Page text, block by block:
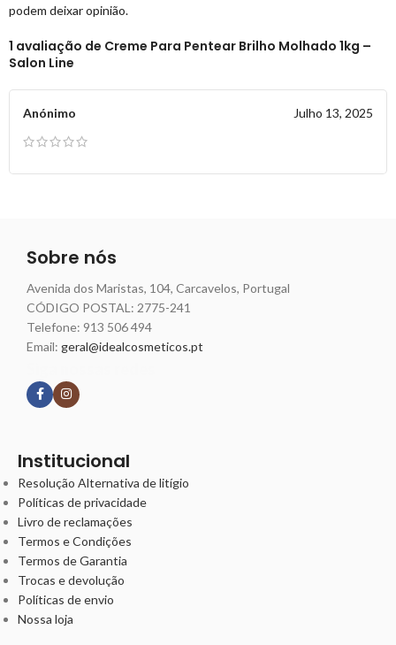
1 avaliação de Creme Para Pentear Brilho Molhado 1kg –
Salon Line
Anónimo Julho 13, 2025
podem deixar opinião.
Sobre nós
Avenida dos Maristas, 104, Carcavelos, Portugal
CÓDIGO POSTAL: 2775-241
Telefone: 913 506 494
Email: geral@idealcosmeticos.pt
Institucional
Resolução Alternativa de litígio
Políticas de privacidade
Livro de reclamações
Termos e Condições
Termos de Garantia
Trocas e devolução
Políticas de envio
Nossa loja